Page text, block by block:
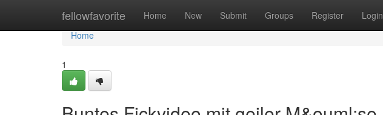
fellowfavorite Home New Submit Groups Register Login
Home
Home
1